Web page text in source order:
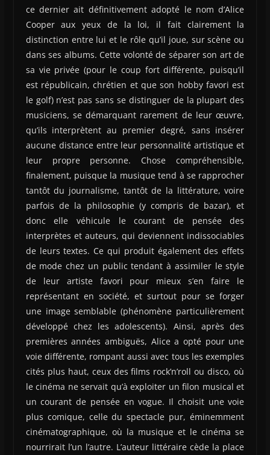
ce dernier ait définitivement adopté le nom d’Alice
Cooper aux yeux de la loi, il fait clairement la
distinction entre lui et le rôle qu’il joue, sur scène ou
dans ses albums. Cette volonté de séparer son art de
sa vie privée (pour le coup fort différente, puisqu’il
est républicain, chrétien et que son hobby favori est
le golf) n’est pas sans se distinguer de la plupart des
musiciens, se démarquant rarement de leur œuvre,
qu’ils interprètent au premier degré, sans insérer
aucune distance entre leur personnalité artistique et
leur propre personne. Chose compréhensible,
finalement, puisque la musique tend à se rapprocher
tantôt du journalisme, tantôt de la littérature, voire
parfois de la philosophie (y compris de bazar), et
donc elle véhicule le courant de pensée des
interprètes et auteurs, qui deviennent indissociables
de leurs textes. Ce qui produit également des effets
de mode chez un public tendant à assimiler le style
de leur artiste favori pour mieux s’en faire le
représentant en société, et surtout pour se forger
une image semblable (phénomène particulièrement
développé chez les adolescents). Ainsi, après des
premières années ambiguës, Alice a opté pour une
voie différente, rompant aussi avec tous les exemples
cités plus haut, ceux des films rock’n’roll ou disco, où
le cinéma ne servait qu’à exploiter un filon musical et
un courant de pensée en vogue. Il choisit une voie
plus comique, celle du spectacle pur, éminemment
cinématographique, où la musique et le cinéma se
nourrirait l’un l’autre. L’auteur littéraire cède la place